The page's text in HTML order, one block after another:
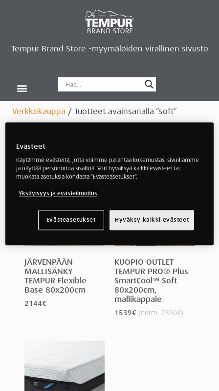
Tempur Brand Store -myymälöiden virallinen sivusto
Verkkokauppa / Tuotteet avainsanalla “soft”
soft
JÄRVENPÄÄN
MALLISÄNKY
TEMPUR Flexible
Base 80x200cm
2144€
KUOPIO OUTLET
TEMPUR PRO® Plus
SmartCool™ Soft
80x200cm,
mallikappale
1539€ (norm. 2330€)
Evästeet
Käytämme evästeitä, jotta voimme parantaa kokemustasi sivuillamme
ja näyttää personoitua sisältöä. Voit hyväksyä kaikki evästeet tai
muokata asetuksia kohdasta ”Evästeasetukset”.
Yksityisyys ja evästeilmoitus
Evästeasetukset Hyväksy kaikki evästeet